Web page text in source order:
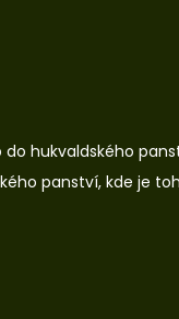
hukvaldského
panství, kde je